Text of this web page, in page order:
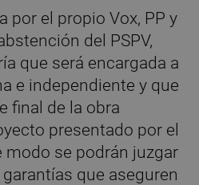
por el propio Vox, PP y
del PSPV,
que será encargada a
e independiente y que
final de la obra
presentado por el
modo se podrán juzgar
que aseguren